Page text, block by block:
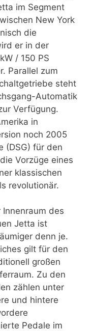
im Segment
New York
die
er in der
/ 150 PS
Parallel zum
steht
Automatik
Verfügung.
in
noch 2005
(DSG) für den
Vorzüge eines
klassischen
revolutionär.
Innenraum des
Jetta ist
denn je.
gilt für den
großen
Zu den
zählen unter
und hintere
Pedale im